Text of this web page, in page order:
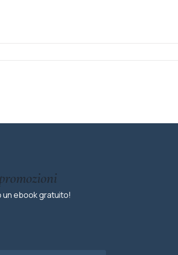
un ebook gratuito!